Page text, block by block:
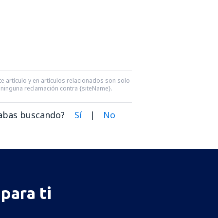
artículo y en artículos relacionados son solo
reclamación contra {siteName}.
buscando? Sí | No
ti